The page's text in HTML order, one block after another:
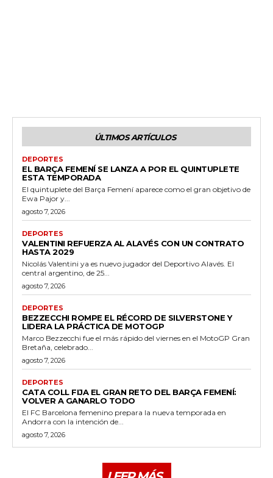
ÚLTIMOS ARTÍCULOS
DEPORTES
EL BARÇA FEMENÍ SE LANZA A POR EL QUINTUPLETE
ESTA TEMPORADA
El quintuplete del Barça Femení aparece como el gran objetivo de
Ewa Pajor y...
agosto 7, 2026
DEPORTES
VALENTINI REFUERZA AL ALAVÉS CON UN CONTRATO
HASTA 2029
Nicolás Valentini ya es nuevo jugador del Deportivo Alavés. El
central argentino, de 25...
agosto 7, 2026
DEPORTES
BEZZECCHI ROMPE EL RÉCORD DE SILVERSTONE Y
LIDERA LA PRÁCTICA DE MOTOGP
Marco Bezzecchi fue el más rápido del viernes en el MotoGP Gran
Bretaña, celebrado...
agosto 7, 2026
DEPORTES
CATA COLL FIJA EL GRAN RETO DEL BARÇA FEMENÍ:
VOLVER A GANARLO TODO
El FC Barcelona femenino prepara la nueva temporada en
Andorra con la intención de...
agosto 7, 2026